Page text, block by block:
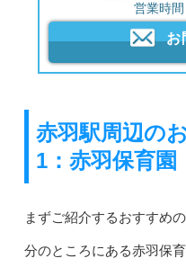
営業時
お
赤羽駅周辺の
1：赤羽保育園
まずご紹介するおすすめ
分のところにある赤羽保育